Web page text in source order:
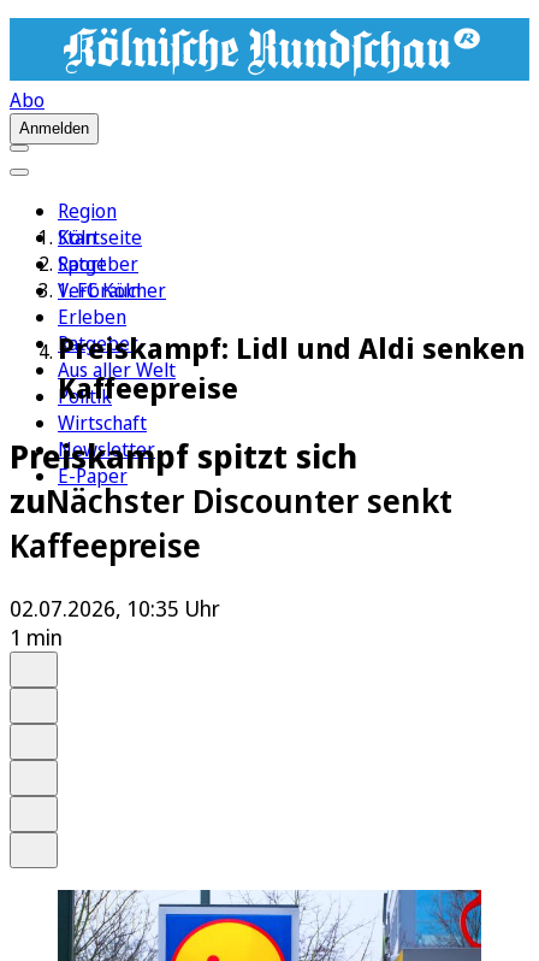
Abo
Anmelden
Region
Köln
Sport
1. FC Köln
Erleben
Ratgeber
Aus aller Welt
Politik
Wirtschaft
Newsletter
E-Paper
Startseite
Ratgeber
Verbraucher
Preiskampf: Lidl und Aldi senken
Kaffeepreise
Preiskampf spitzt sich
zuNächster Discounter senkt
Kaffeepreise
02.07.2026, 10:35 Uhr
1 min